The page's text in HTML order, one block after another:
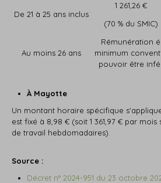
De 21 à 25 ans inclus
1 261,26 €
(70 % du SMIC)
Au moins 26 ans
Rémunération
minimum
pouvoir être
À Mayotte
Un montant horaire spécifique
est fixé à 8,98 € (soit 1 361,97 € par
de travail hebdomadaires).
Source :
Décret n° 2024-951 du 23 octobre